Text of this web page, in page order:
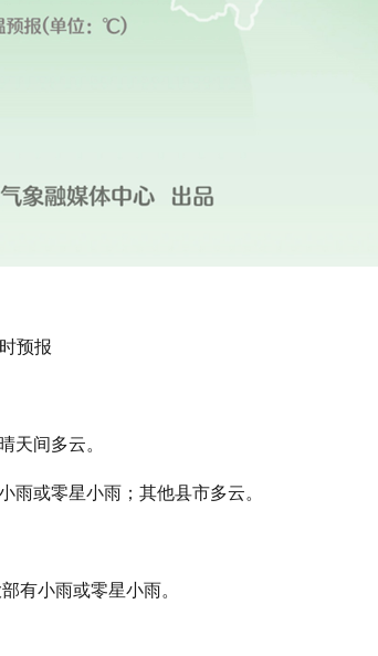
预报
天间多云。
雨或零星小雨；其他县市多云。
有小雨或零星小雨。